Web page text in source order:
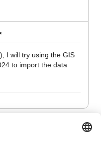
I will try using the GIS
to import the data